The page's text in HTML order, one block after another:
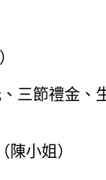
三節禮金、
小姐）